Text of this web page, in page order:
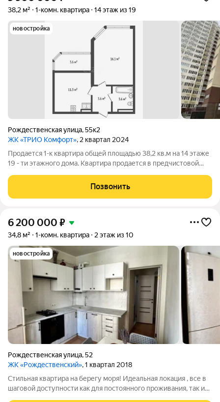
38,2 м² 1-комн. квартира 14 этаж из 19
новостройка
Рождественская улица,55к2
ЖК «ТРИО Комфорт», 2 квартал 2024
Продается 1-к квартира общей площадью 38,2 кв.м на 14 этаже
19 - ти этажного дома. Квартира продается в предчистовой
Комната 16 кв. м, кухня 11,3 кв. м, лоджия 3,6 кв. м. Комплекс
состоит из
Позвонить
6 200 000 ₽
34,8 м² 1-комн. квартира 2 этаж из 10
новостройка
Рождественская улица,52
ЖК «Рождественский», 1 квартал 2018
Стильная квартира на берегу моря! Идеальная локация , все в
шаговой доступности как для постоянного проживания, так и